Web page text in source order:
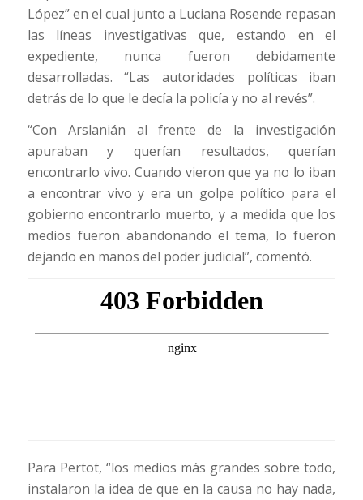
López” en el cual junto a Luciana Rosende repasan
las líneas investigativas que, estando en el
expediente, nunca fueron debidamente
desarrolladas. “Las autoridades políticas iban
detrás de lo que le decía la policía y no al revés”.
“Con Arslanián al frente de la investigación
apuraban y querían resultados, querían
encontrarlo vivo. Cuando vieron que ya no lo iban
a encontrar vivo y era un golpe político para el
gobierno encontrarlo muerto, y a medida que los
medios fueron abandonando el tema, lo fueron
dejando en manos del poder judicial”, comentó.
Para Pertot, “los medios más grandes sobre todo,
instalaron la idea de que en la causa no hay nada,